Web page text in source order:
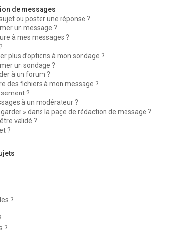
de messages
ou poster une réponse ?
un message ?
à mes messages ?
plus d’options à mon sondage ?
un sondage ?
à un forum ?
des fichiers à mon message ?
?
à un modérateur ?
» dans la page de rédaction de message ?
validé ?
?
?
?